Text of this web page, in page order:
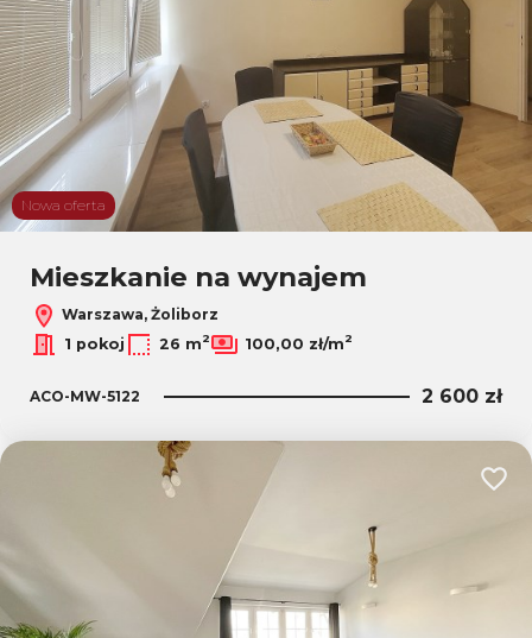
Nowa oferta
Mieszkanie na wynajem
Warszawa, Żoliborz
1 pokoj
26 m2 100,00 zł/m2
ACO-MW-5122 2 600 zł